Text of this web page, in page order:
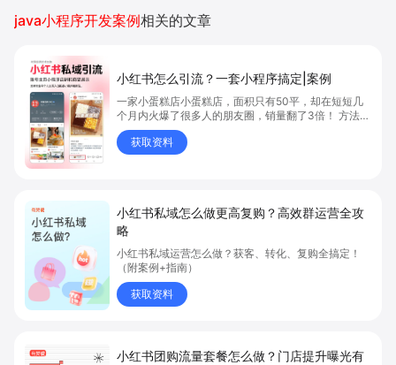
java小程序开发案例相关的文章
小红书怎么引流？一套小程序搞定|案例
一家小蛋糕店小蛋糕店，面积只有50平，却在短短几
个月内火爆了很多人的朋友圈，销量翻了3倍！ 方法则
是——巧妙借助小红书的种草平台和闭环引流，实现从
“种草”到“成交”的完美闭环！ 👇
获取资料
小红书私域怎么做更高复购？高效群运营全攻
略
小红书私域运营怎么做？获客、转化、复购全搞定！
（附案例+指南）
获取资料
小红书团购流量套餐怎么做？门店提升曝光有